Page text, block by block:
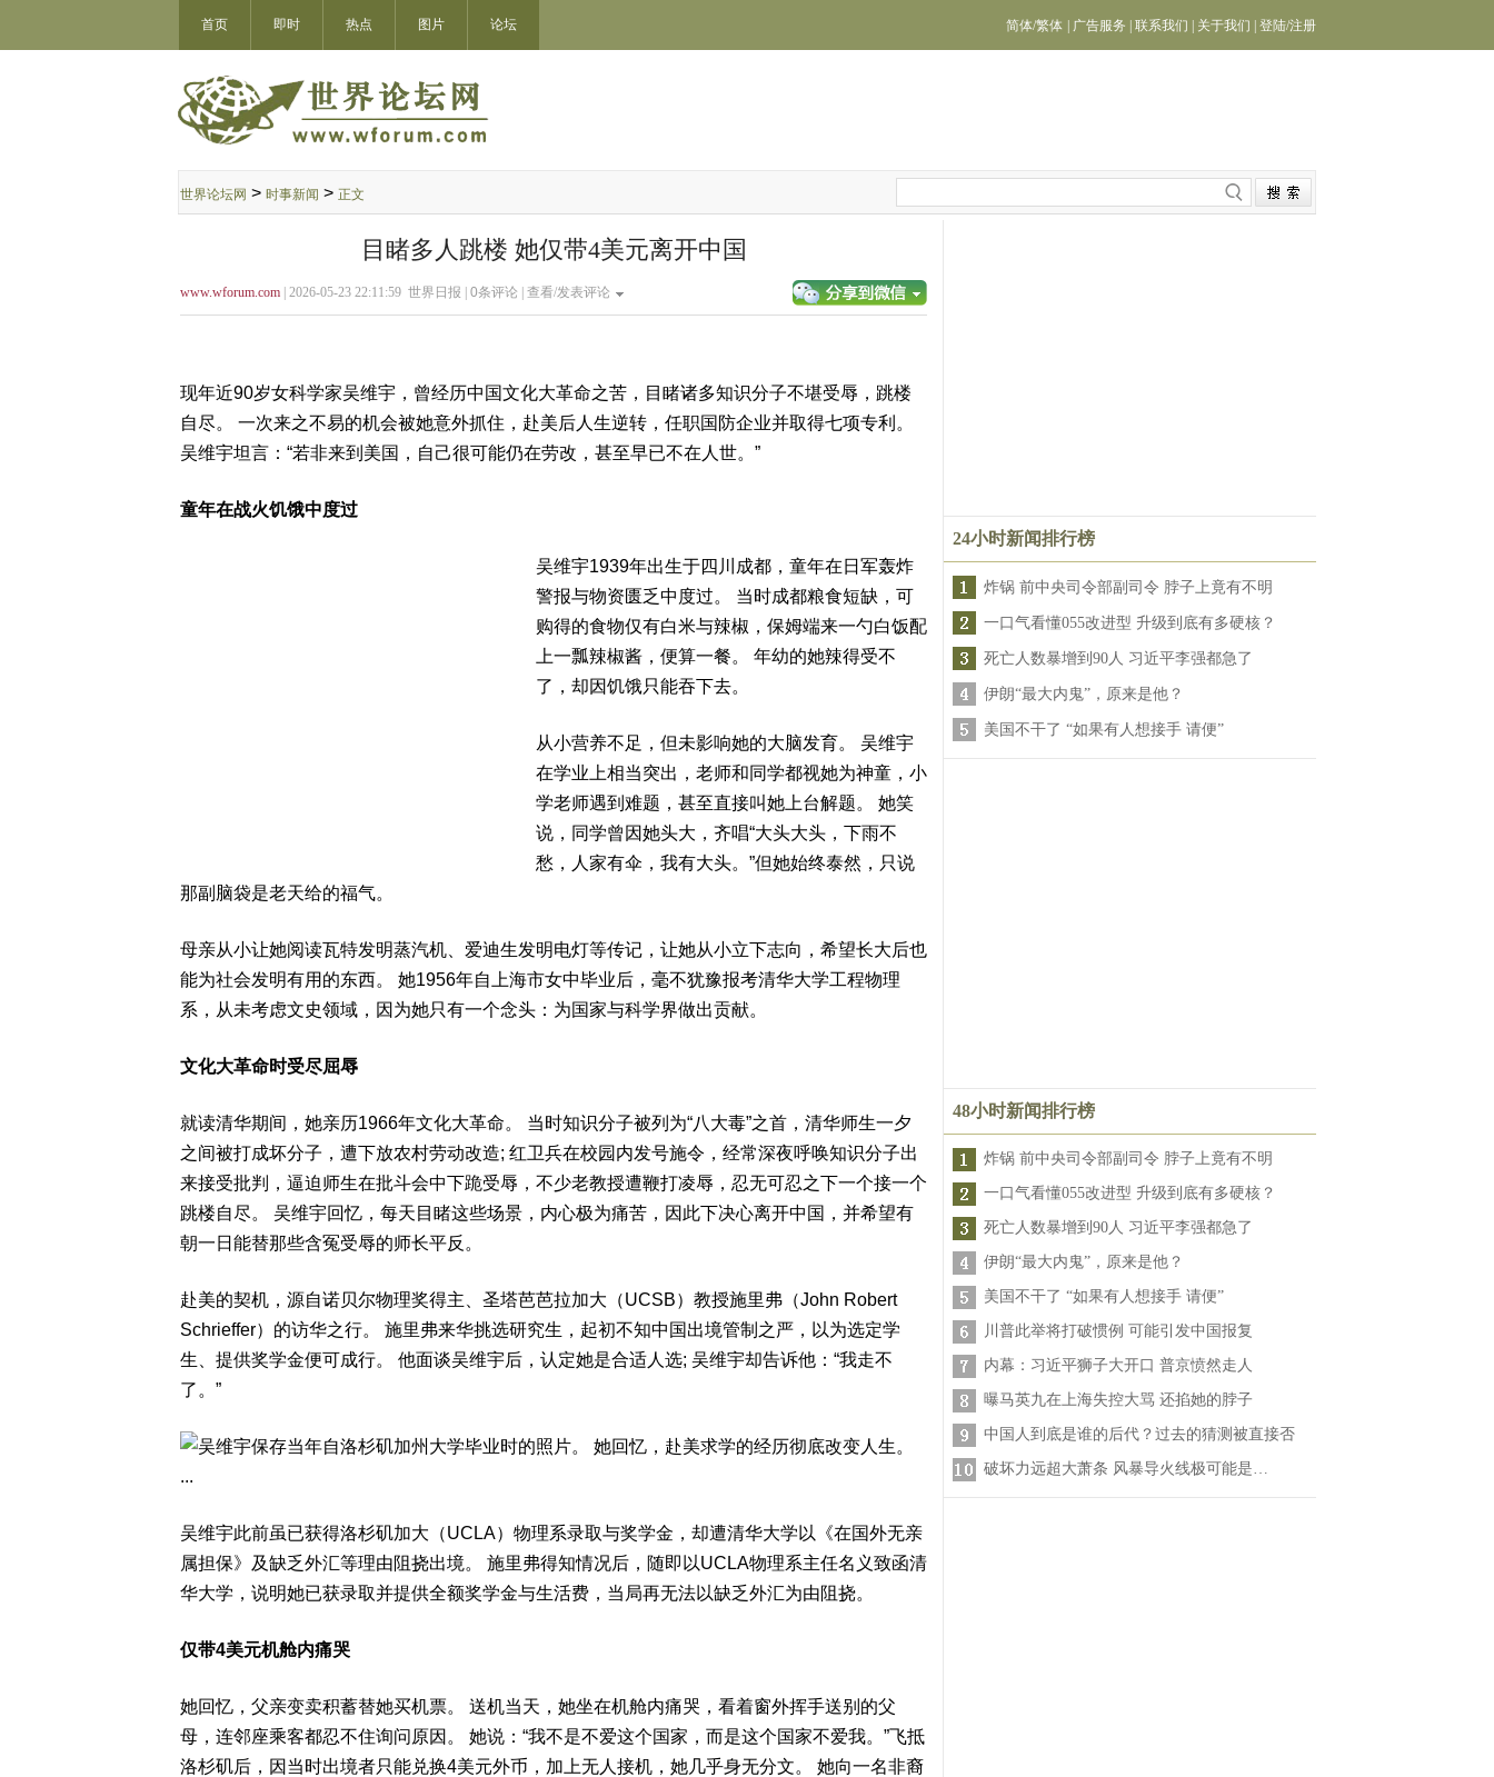
首页 即时 热点 图片 论坛 简体/繁体 广告服务 联系我们 关于我们 登陆/注册
世界论坛网 > 时事新闻 > 正文
目睹多人跳楼 她仅带4美元离开中国
www.wforum.com | 2026-05-23 22:11:59 世界日报 | 0条评论 | 查看/发表评论
现年近90岁女科学家吴维宇，曾经历中国文化大革命之苦，目睹诸多知识分子不堪受辱，跳楼
自尽。 一次来之不易的机会被她意外抓住，赴美后人生逆转，任职国防企业并取得七项专利。
吴维宇坦言：“若非来到美国，自己很可能仍在劳改，甚至早已不在人世。”
童年在战火饥饿中度过
吴维宇1939年出生于四川成都，童年在日军轰炸
警报与物资匮乏中度过。 当时成都粮食短缺，可
购得的食物仅有白米与辣椒，保姆端来一勺白饭配
上一瓢辣椒酱，便算一餐。 年幼的她辣得受不
了，却因饥饿只能吞下去。
从小营养不足，但未影响她的大脑发育。 吴维宇
在学业上相当突出，老师和同学都视她为神童，小
学老师遇到难题，甚至直接叫她上台解题。 她笑
说，同学曾因她头大，齐唱“大头大头，下雨不
愁，人家有伞，我有大头。”但她始终泰然，只说
那副脑袋是老天给的福气。
母亲从小让她阅读瓦特发明蒸汽机、爱迪生发明电灯等传记，让她从小立下志向，希望长大后也
能为社会发明有用的东西。 她1956年自上海市女中毕业后，毫不犹豫报考清华大学工程物理
系，从未考虑文史领域，因为她只有一个念头：为国家与科学界做出贡献。
文化大革命时受尽屈辱
就读清华期间，她亲历1966年文化大革命。 当时知识分子被列为“八大毒”之首，清华师生一夕
之间被打成坏分子，遭下放农村劳动改造; 红卫兵在校园内发号施令，经常深夜呼唤知识分子出
来接受批判，逼迫师生在批斗会中下跪受辱，不少老教授遭鞭打凌辱，忍无可忍之下一个接一个
跳楼自尽。 吴维宇回忆，每天目睹这些场景，内心极为痛苦，因此下决心离开中国，并希望有
朝一日能替那些含冤受辱的师长平反。
赴美的契机，源自诺贝尔物理奖得主、圣塔芭芭拉加大（UCSB）教授施里弗（John Robert
Schrieffer）的访华之行。 施里弗来华挑选研究生，起初不知中国出境管制之严，以为选定学
生、提供奖学金便可成行。 他面谈吴维宇后，认定她是合适人选; 吴维宇却告诉他：“我走不
了。”
吴维宇此前虽已获得洛杉矶加大（UCLA）物理系录取与奖学金，却遭清华大学以《在国外无亲
属担保》及缺乏外汇等理由阻挠出境。 施里弗得知情况后，随即以UCLA物理系主任名义致函清
华大学，说明她已获录取并提供全额奖学金与生活费，当局再无法以缺乏外汇为由阻挠。
仅带4美元机舱内痛哭
她回忆，父亲变卖积蓄替她买机票。 送机当天，她坐在机舱内痛哭，看着窗外挥手送别的父
母，连邻座乘客都忍不住询问原因。 她说：“我不是不爱这个国家，而是这个国家不爱我。”飞抵
洛杉矶后，因当时出境者只能兑换4美元外币，加上无人接机，她几乎身无分文。 她向一名非裔
24小时新闻排行榜
炸锅 前中央司令部副司令 脖子上竟有不明
一口气看懂055改进型 升级到底有多硬核？
死亡人数暴增到90人 习近平李强都急了
伊朗“最大内鬼”，原来是他？
美国不干了 “如果有人想接手 请便”
48小时新闻排行榜
炸锅 前中央司令部副司令 脖子上竟有不明
一口气看懂055改进型 升级到底有多硬核？
死亡人数暴增到90人 习近平李强都急了
伊朗“最大内鬼”，原来是他？
美国不干了 “如果有人想接手 请便”
川普此举将打破惯例 可能引发中国报复
内幕：习近平狮子大开口 普京愤然走人
曝马英九在上海失控大骂 还掐她的脖子
中国人到底是谁的后代？过去的猜测被直接否
破坏力远超大萧条 风暴导火线极可能是…